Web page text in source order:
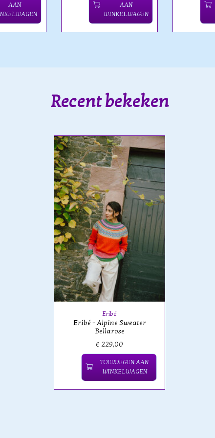
AAN
AAN
WINKELWAGEN
Recent bekeken
Eribé
Eribé - Alpine Sweater
Bellarose
€ 229,00
TOEVOEGEN AAN
WINKELWAGEN